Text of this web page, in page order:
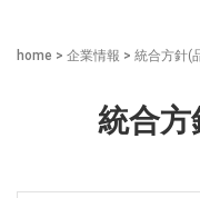
home > 企業情報 > 統合方針(
統合